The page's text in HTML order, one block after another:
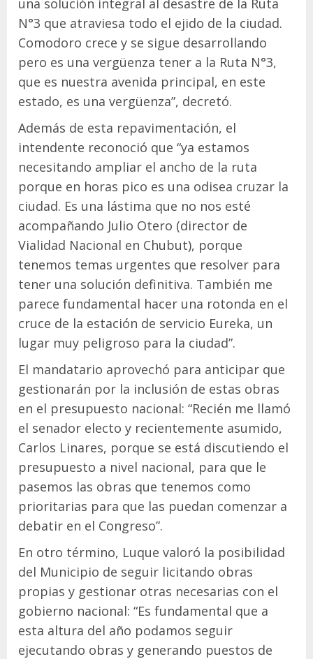
una solución integral al desastre de la Ruta
N°3 que atraviesa todo el ejido de la ciudad.
Comodoro crece y se sigue desarrollando
pero es una vergüenza tener a la Ruta N°3,
que es nuestra avenida principal, en este
estado, es una vergüenza”, decretó.
Además de esta repavimentación, el
intendente reconoció que “ya estamos
necesitando ampliar el ancho de la ruta
porque en horas pico es una odisea cruzar la
ciudad. Es una lástima que no nos esté
acompañando Julio Otero (director de
Vialidad Nacional en Chubut), porque
tenemos temas urgentes que resolver para
tener una solución definitiva. También me
parece fundamental hacer una rotonda en el
cruce de la estación de servicio Eureka, un
lugar muy peligroso para la ciudad”.
El mandatario aprovechó para anticipar que
gestionarán por la inclusión de estas obras
en el presupuesto nacional: “Recién me llamó
el senador electo y recientemente asumido,
Carlos Linares, porque se está discutiendo el
presupuesto a nivel nacional, para que le
pasemos las obras que tenemos como
prioritarias para que las puedan comenzar a
debatir en el Congreso”.
En otro término, Luque valoró la posibilidad
del Municipio de seguir licitando obras
propias y gestionar otras necesarias con el
gobierno nacional: “Es fundamental que a
esta altura del año podamos seguir
ejecutando obras y generando puestos de